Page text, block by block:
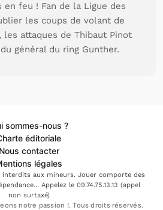
en feu ! Fan de la Ligue des
les coups de volant de
les attaques de Thibaut Pinot
général du ring Gunther.
sommes-nous ?
éditoriale
Nous contacter
légales
interdits aux mineurs. Jouer comporte des
Appelez le 09.74.75.13.13 (appel
non surtaxé)
notre passion !. Tous droits réservés.